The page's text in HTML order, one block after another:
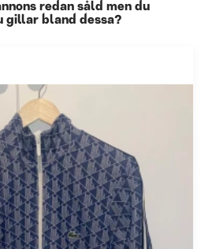
redan såld men du
gillar bland dessa?